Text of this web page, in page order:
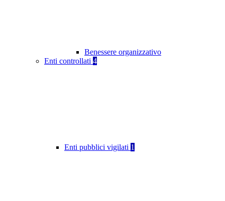
Benessere organizzativo
Enti controllati 4
Enti pubblici vigilati 1